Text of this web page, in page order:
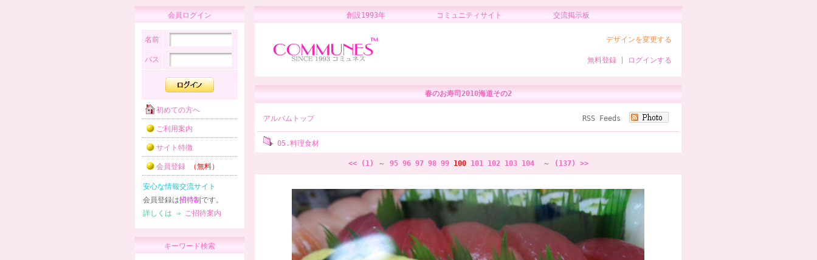
会員ログイン
名前
パス
初めての方へ
ご利用案内
サイト特徴
会員登録 （無料）
安心な情報交流サイト
会員登録は招待制 です。
詳しくは ⇒ ご招待案内
キーワード検索
創設1993年 コミュニティサイト 交流掲示板
デザインを変更する
無料登録 ログインする
春のお寿司2010海道その2
RSS Feeds
アルバムトップ
05.料理食材
<< (1) ～ 95 96 97 98 99 100 101 102 103 104 ～ (137) >>